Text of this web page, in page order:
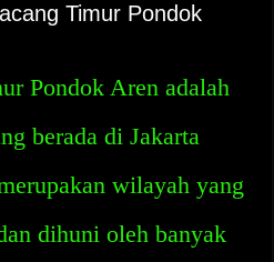
Timur Pondok
Pondok Aren adalah
berada di Jakarta
wilayah yang
dihuni oleh banyak